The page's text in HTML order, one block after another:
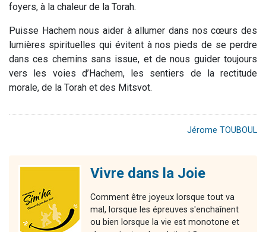
foyers, à la chaleur de la Torah.
Puisse Hachem nous aider à allumer dans nos cœurs des
lumières spirituelles qui évitent à nos pieds de se perdre
dans ces chemins sans issue, et de nous guider toujours
vers les voies d’Hachem, les sentiers de la rectitude
morale, de la Torah et des Mitsvot.
Jérome TOUBOUL
Vivre dans la Joie
Comment être joyeux lorsque tout va
mal, lorsque les épreuves s'enchaînent
ou bien lorsque la vie est monotone et